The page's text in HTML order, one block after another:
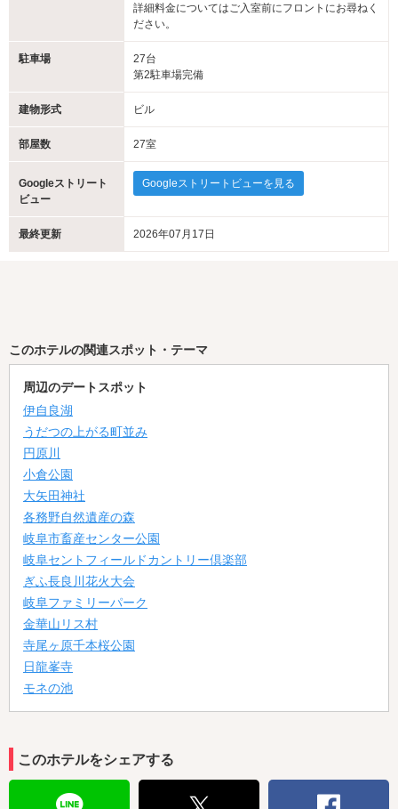
詳細料金についてはご入室前にフロントにお尋ねく
ださい。
駐車場
27台
第2駐車場完備
建物形式 ビル
部屋数 27室
Googleストリート
ビュー
Googleストリートビューを見る
最終更新 2026年07月17日
このホテルの関連スポット・テーマ
周辺のデートスポット
伊自良湖
うだつの上がる町並み
円原川
小倉公園
大矢田神社
各務野自然遺産の森
岐阜市畜産センター公園
岐阜セントフィールドカントリー倶楽部
ぎふ長良川花火大会
岐阜ファミリーパーク
金華山リス村
寺尾ヶ原千本桜公園
日龍峯寺
モネの池
このホテルをシェアする